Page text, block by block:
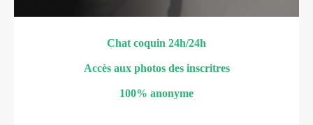
Chat coquin 24h/24h
Accès aux photos des inscritres
100% anonyme